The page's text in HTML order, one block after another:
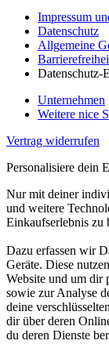
Impressum
Datenschutz
Allgemeine
Datenschutz-
Unternehmen
Weitere nice
Vertrag widerrufen
Personalisiere dein
Nur mit deiner
und weitere
Einkaufserlebnis zu
Dazu erfassen wir
Geräte. Diese
Website und um dir
sowie zur Analyse
deine
dir über deren
du deren Dienste